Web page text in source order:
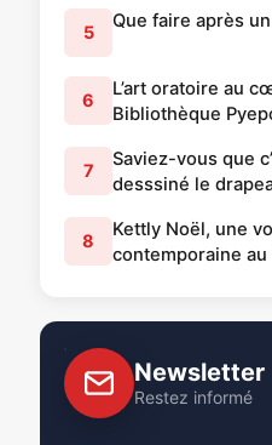
5
Que faire après
6
L’art oratoire au
Bibliothèque
7
Saviez-vous que
desssiné le
8
Kettly Noël, une
contemporaine
Newsletter
Restez informé